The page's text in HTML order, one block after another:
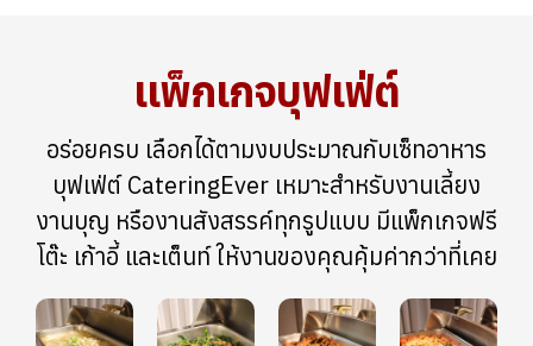
แพ็กเกจบุฟเฟ่ต์
อร่อยครบ เลือกได้ตามงบประมาณกับเซ็ทอาหาร
บุฟเฟ่ต์ CateringEver เหมาะสำหรับงานเลี้ยง
งานบุญ หรืองานสังสรรค์ทุกรูปแบบ มีแพ็กเกจฟรี
โต๊ะ เก้าอี้ และเต็นท์ ให้งานของคุณคุ้มค่ากว่าที่เคย